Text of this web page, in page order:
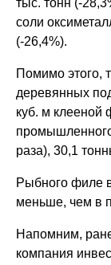
соли
(-26,4%).
Помимо этого,
деревянных
куб. м клееной
раза), 30,1
Рыбного филе
меньше, чем в
Напомним,
компания